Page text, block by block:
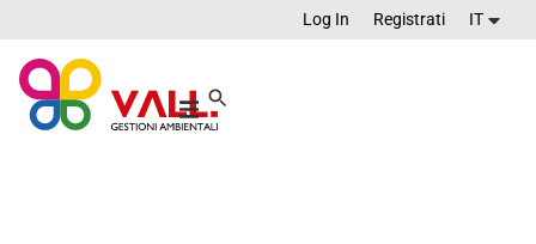
Log In Registrati IT